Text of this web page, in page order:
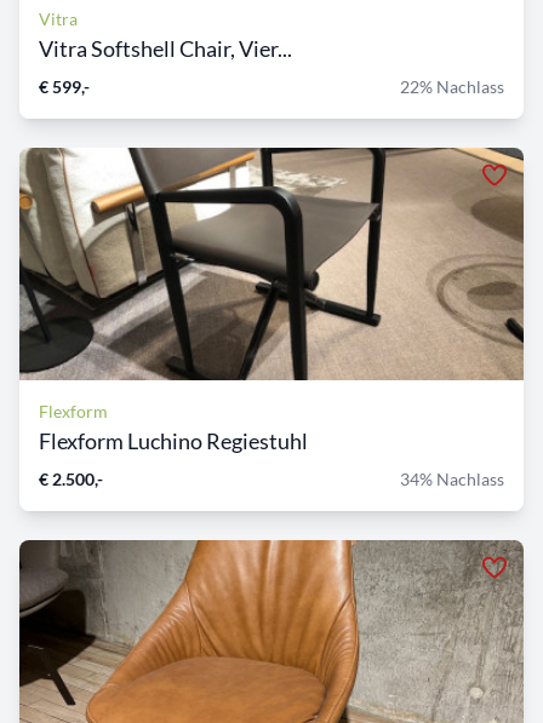
Vitra
Vitra Softshell Chair, Vier...
€ 599,- 22% Nachlass
Flexform
Flexform Luchino Regiestuhl
€ 2.500,- 34% Nachlass